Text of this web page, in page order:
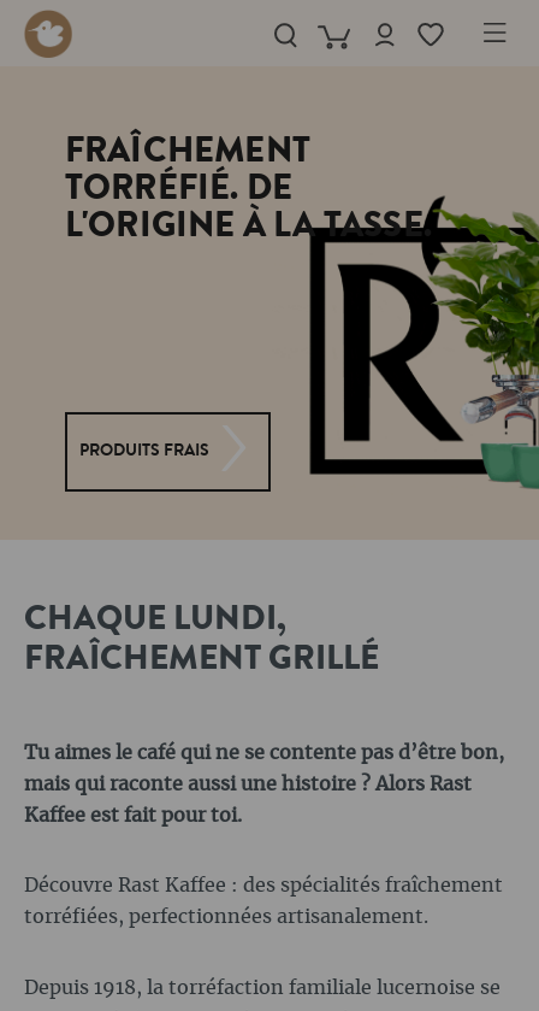
content
FRAÎCHEMENT
TORRÉFIÉ. DE
L'ORIGINE À LA TASSE.
PRODUITS FRAIS
CHAQUE LUNDI,
FRAÎCHEMENT GRILLÉ
Tu aimes le café qui ne se contente pas d’être bon,
mais qui raconte aussi une histoire ? Alors Rast
Kaffee est fait pour toi.
Découvre Rast Kaffee : des spécialités fraîchement
torréfiées, perfectionnées artisanalement.
Depuis 1918, la torréfaction familiale lucernoise se